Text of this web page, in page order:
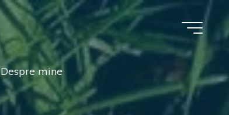
Despre mine